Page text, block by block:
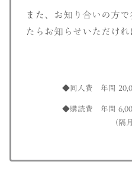
また、お知り合いの方
たらお知らせいただけれ
◆同人費 年間
◆購読費
年間
（隔月